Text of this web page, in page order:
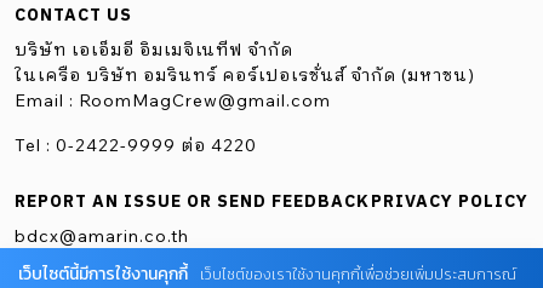
CONTACT US
บริษัท เอเอ็มอี อิมเมจิเนทีฟ จำกัด
ในเครือ บริษัท อมรินทร์ คอร์เปอเรชั่นส์ จำกัด (มหาชน)
Email : RoomMagCrew@gmail.com
Tel : 0-2422-9999 ต่อ 4220
REPORT AN ISSUE OR SEND FEEDBACK
bdcx@amarin.co.th
PRIVACY POLICY
เว็บไซต์นี้มีการใช้งานคุกกี้ เว็บไซต์ของเราใช้งานคุกกี้เพื่อช่วยเพิ่มประสบการณ์